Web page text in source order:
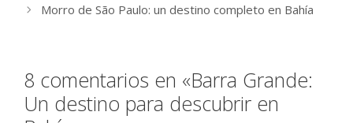
Morro de São Paulo: un destino completo en Bahía
8 comentarios en «Barra Grande:
Un destino para descubrir en